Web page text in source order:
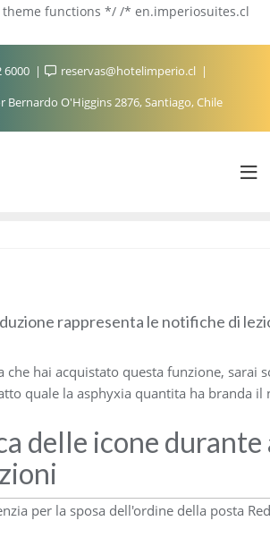
functions */ /* en.imperiosuites.cl
6000
reservas@hotelimperio.cl
Bernardo O'Higgins 2876, Santiago, Chile
rappresenta le notifiche di
che hai acquistato questa funzione, sarai
quale la asphyxia quantita ha branda il
delle icone